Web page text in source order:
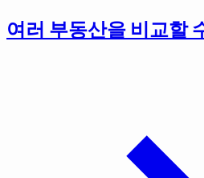
여러 부동산을 비교할